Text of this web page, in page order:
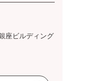
座ビルディング